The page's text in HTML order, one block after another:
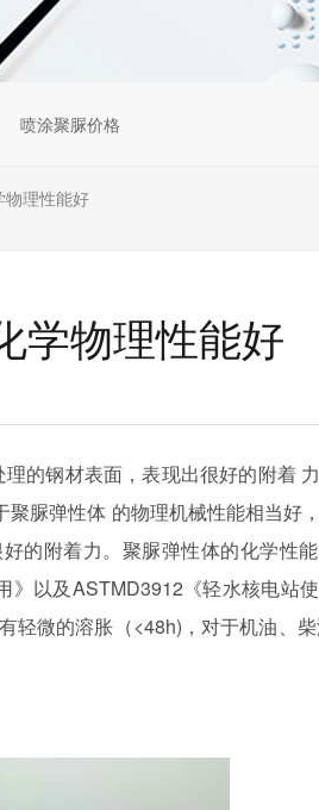
喷涂聚脲价格
物理性能好
学物理性能好
的钢材表面，表现出很好的附着
聚脲弹性体 的物理机械性能相当好
的附着力。聚脲弹性体的化学性
》以及ASTMD3912 《轻水核电站
轻微的溶胀（<48h) ，对于机油、